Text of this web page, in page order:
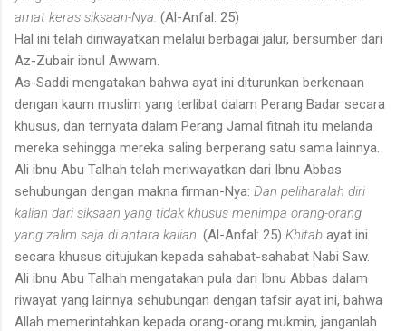
amat keras siksaan-Nya. (Al-Anfal: 25)
Hal ini telah diriwayatkan melalui berbagai jalur, bersumber dari
Az-Zubair ibnul Awwam.
As-Saddi mengatakan bahwa ayat ini diturunkan berkenaan
dengan kaum muslim yang terlibat dalam Perang Badar secara
khusus, dan ternyata dalam Perang Jamal fitnah itu melanda
mereka sehingga mereka saling berperang satu sama lainnya.
Ali ibnu Abu Talhah telah meriwayatkan dari Ibnu Abbas
sehubung­an dengan makna firman-Nya: Dan peliharalah diri
kalian dari siksaan yang tidak khusus menimpa orang-orang
yang zalim saja di antara kalian. (Al-Anfal: 25) Khitab ayat ini
secara khusus ditujukan kepada sahabat-sahabat Nabi Saw.
Ali ibnu Abu Talhah mengatakan pula dari Ibnu Abbas dalam
riwayat yang lainnya sehubungan dengan tafsir ayat ini, bahwa
Allah memerintahkan kepada orang-orang mukmin, janganlah